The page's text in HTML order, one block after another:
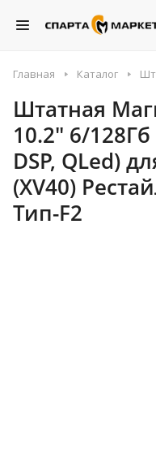
Главная Каталог
Штатная
10.2" 6/
DSP, QLed)
(XV40)
Тип-F2